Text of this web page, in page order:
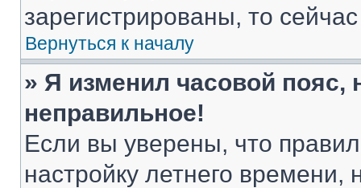
зарегистрированы, то
Вернуться к началу
» Я изменил часовой пояс,
неправильное!
Если вы уверены, что
настройку летнего